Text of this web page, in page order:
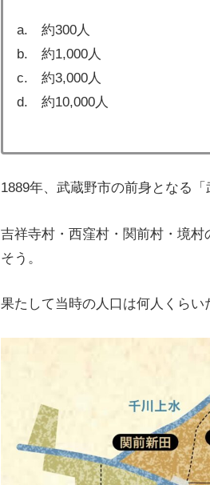
a. 約300人
b. 約1,000人
c. 約3,000人
d. 約10,000人
1889年、武蔵野市の前身となる「
吉祥寺村・西窪村・関前村・境
そう。
果たして当時の人口は何人くらい